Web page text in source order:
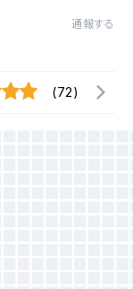
通報する
(72)